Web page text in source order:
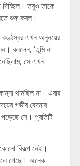
দিচ্ছিল। তবুও তাকে
শুরু করল।
কণ্ঠস্বর এখন অনুনয়ের
বললেন, ‘তুমি না
সে এখন
থামছিল না। এবার
গভীর বেদনার
পড়েছে সে। প্রতিটি
বিকল্প নেই।
গেছে। অনেক